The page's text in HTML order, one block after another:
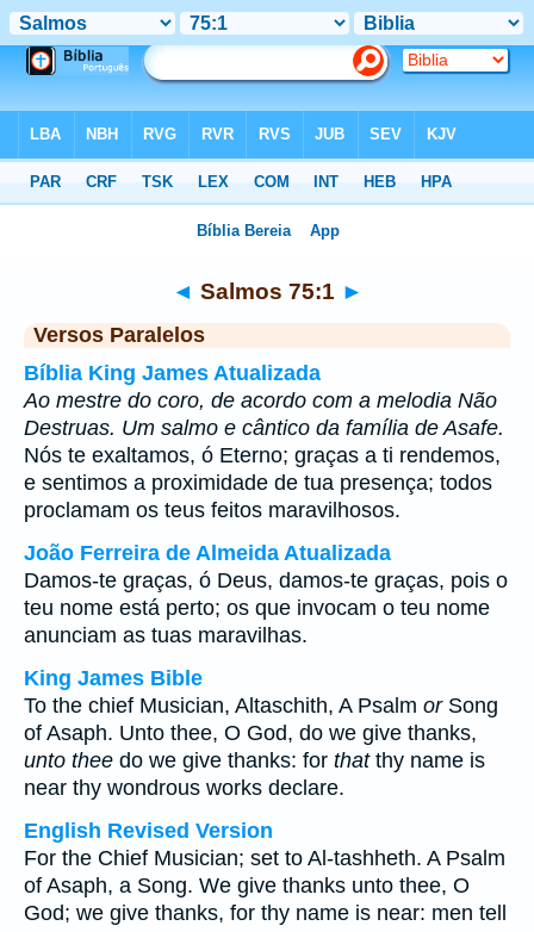
◄ Salmos 75:1 ►
Versos Paralelos
Bíblia King James Atualizada
Ao mestre do coro, de acordo com a melodia Não
Destruas. Um salmo e cântico da família de Asafe.
Nós te exaltamos, ó Eterno; graças a ti rendemos,
e sentimos a proximidade de tua presença; todos
proclamam os teus feitos maravilhosos.
João Ferreira de Almeida Atualizada
Damos-te graças, ó Deus, damos-te graças, pois o
teu nome está perto; os que invocam o teu nome
anunciam as tuas maravilhas.
King James Bible
To the chief Musician, Altaschith, A Psalm orSong
of Asaph. Unto thee, O God, do we give thanks,
unto thee do we give thanks: for thatthy name is
near thy wondrous works declare.
English Revised Version
For the Chief Musician; set to Al-tashheth. A Psalm
of Asaph, a Song. We give thanks unto thee, O
God; we give thanks, for thy name is near: men tell